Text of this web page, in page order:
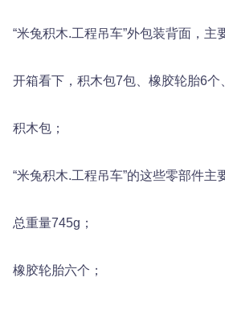
“米兔积木.工程吊车”外包装背面，主
开箱看下，积木包7包、橡胶轮胎6
积木包；
“米兔积木.工程吊车”的这些零部件主
总重量745g；
橡胶轮胎六个；